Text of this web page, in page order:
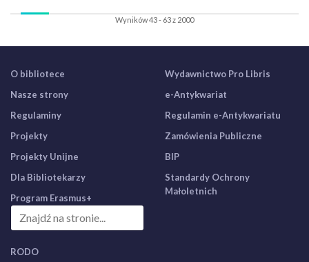
Wyników 43 - 63 z 2000
O bibliotece
Nasze strony
Regulaminy
Projekty
Projekty Unijne
Dla Bibliotekarzy
Program Erasmus+
Wydawnictwo Pro Libris
e-Antykwariat
Regulamin e-Antykwariatu
Zamówienia Publiczne
BIP
Standardy Ochrony
Małoletnich
RODO